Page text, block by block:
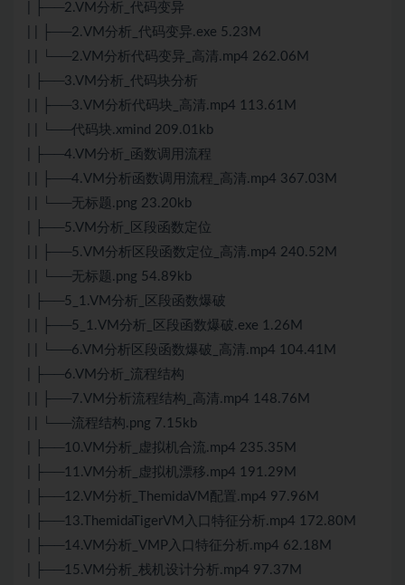
| ├──2.VM分析_代码变异
| | ├──2.VM分析_代码变异.exe 5.23M
| | └──2.VM分析代码变异_高清.mp4 262.06M
| ├──3.VM分析_代码块分析
| | ├──3.VM分析代码块_高清.mp4 113.61M
| | └──代码块.xmind 209.01kb
| ├──4.VM分析_函数调用流程
| | ├──4.VM分析函数调用流程_高清.mp4 367.03M
| | └──无标题.png 23.20kb
| ├──5.VM分析_区段函数定位
| | ├──5.VM分析区段函数定位_高清.mp4 240.52M
| | └──无标题.png 54.89kb
| ├──5_1.VM分析_区段函数爆破
| | ├──5_1.VM分析_区段函数爆破.exe 1.26M
| | └──6.VM分析区段函数爆破_高清.mp4 104.41M
| ├──6.VM分析_流程结构
| | ├──7.VM分析流程结构_高清.mp4 148.76M
| | └──流程结构.png 7.15kb
| ├──10.VM分析_虚拟机合流.mp4 235.35M
| ├──11.VM分析_虚拟机漂移.mp4 191.29M
| ├──12.VM分析_ThemidaVM配置.mp4 97.96M
| ├──13.ThemidaTigerVM入口特征分析.mp4 172.80M
| ├──14.VM分析_VMP入口特征分析.mp4 62.18M
| ├──15.VM分析_栈机设计分析.mp4 97.37M